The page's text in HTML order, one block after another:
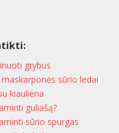
grybus
sūrio ledai
kiauliena
guliašą?
sūrio spurgas